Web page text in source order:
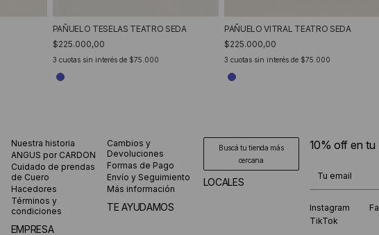
PAÑUELO TESELAS TEATRO SEDA
$225.000,00
3 cuotas sin interés de $75.000
PAÑUELO VITRAL TEATRO SEDA
$225.000,00
3 cuotas sin interés de $75.000
Nuestra historia
ANGUS por CARDON
Cuidado de prendas
de Cuero
Hacedores
Términos y
condiciones
EMPRESA
Cambios y
Devoluciones
Formas de Pago
Envío y Seguimiento
Más información
TE AYUDAMOS
Buscá tu tienda más
cercana
LOCALES
10% off en
¡Te suscribiste
Instagram
TikTok